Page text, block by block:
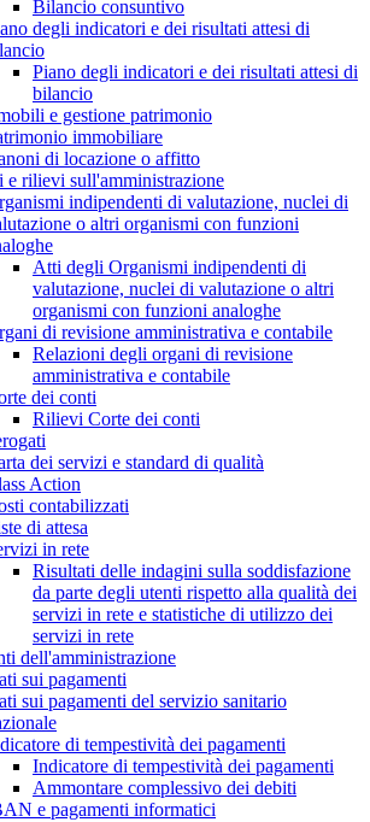
Bilancio consuntivo
degli indicatori e dei risultati attesi di
Piano degli indicatori e dei risultati attesi di
bilancio
e gestione patrimonio
immobiliare
di locazione o affitto
e rilievi sull'amministrazione
indipendenti di valutazione, nuclei di
o altri organismi con funzioni
Atti degli Organismi indipendenti di
valutazione, nuclei di valutazione o altri
organismi con funzioni analoghe
di revisione amministrativa e contabile
Relazioni degli organi di revisione
amministrativa e contabile
dei conti
Rilievi Corte dei conti
dei servizi e standard di qualità
Action
contabilizzati
di attesa
in rete
Risultati delle indagini sulla soddisfazione
da parte degli utenti rispetto alla qualità dei
servizi in rete e statistiche di utilizzo dei
servizi in rete
dell'amministrazione
sui pagamenti
sui pagamenti del servizio sanitario
di tempestività dei pagamenti
Indicatore di tempestività dei pagamenti
Ammontare complessivo dei debiti
e pagamenti informatici